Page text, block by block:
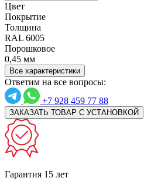
Цвет
Покрытие
Толщина
RAL 6005
Порошковое
0,45 мм
Все характеристики
Ответим на все вопросы:
+7 928 459 77 88
ЗАКАЗАТЬ ТОВАР С УСТАНОВКОЙ
Гарантия 15 лет